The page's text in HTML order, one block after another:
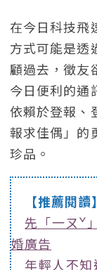
在今日科技飛
方式可能是透
顧過去，徵友
今日便利的通
依賴於登報、
報求佳偶」的
珍品。
【推薦閱讀】
先「一ㄡˇ
婚廣告
年輕人不